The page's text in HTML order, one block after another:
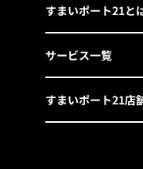
すまいポート21と
サービス一覧
すまいポート21店